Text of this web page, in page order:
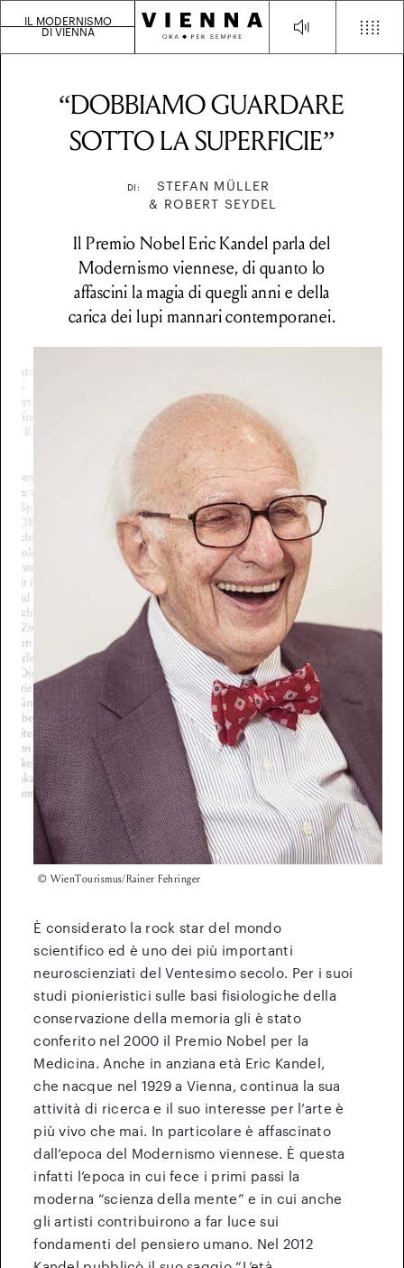
IL MODERNISMO
DI VIENNA
© WienTourismus/Rainer Fehringer
“DOBBIAMO GUARDARE
SOTTO LA SUPERFICIE”
DI:
STEFAN MÜLLER
& ROBERT SEYDEL
Il Premio Nobel Eric Kandel parla del
Modernismo viennese, di quanto lo
affascini la magia di quegli anni e della
carica dei lupi mannari contemporanei.
È considerato la rock star del mondo
scientifico ed è uno dei più importanti
neuroscienziati del Ventesimo secolo. Per i suoi
studi pionieristici sulle basi fisiologiche della
conservazione della memoria gli è stato
conferito nel 2000 il Premio Nobel per la
Medicina. Anche in anziana età Eric Kandel,
che nacque nel 1929 a Vienna, continua la sua
attività di ricerca e il suo interesse per l’arte è
più vivo che mai. In particolare è affascinato
dall’epoca del Modernismo viennese. È questa
infatti l’epoca in cui fece i primi passi la
moderna “scienza della mente” e in cui anche
gli artisti contribuirono a far luce sui
fondamenti del pensiero umano. Nel 2012